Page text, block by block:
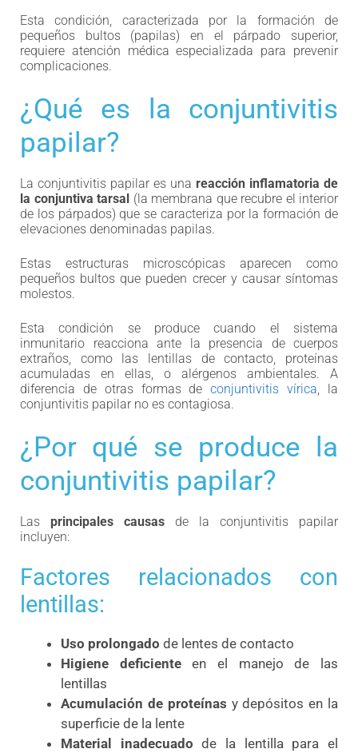
Esta condición, caracterizada por la formación de
pequeños bultos (papilas) en el párpado superior,
requiere atención médica especializada para prevenir
complicaciones.
¿Qué es la conjuntivitis
papilar?
La conjuntivitis papilar es una reacción inflamatoria de
la conjuntiva tarsal (la membrana que recubre el interior
de los párpados) que se caracteriza por la formación de
elevaciones denominadas papilas.
Estas estructuras microscópicas aparecen como
pequeños bultos que pueden crecer y causar síntomas
molestos.
Esta condición se produce cuando el sistema
inmunitario reacciona ante la presencia de cuerpos
extraños, como las lentillas de contacto, proteínas
acumuladas en ellas, o alérgenos ambientales. A
diferencia de otras formas deconjuntivitis vírica, la
conjuntivitis papilar no es contagiosa.
¿Por qué se produce la
conjuntivitis papilar?
Las principales causas de la conjuntivitis papilar
incluyen:
Factores relacionados con
lentillas:
Uso prolongado de lentes de contacto
Higiene deficienteen el manejo de las
lentillas
Acumulación de proteínas y depósitos en la
superficie de la lente
Material inadecuado de la lentilla para el